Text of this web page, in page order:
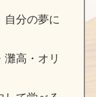
自分の夢に
高・オリ